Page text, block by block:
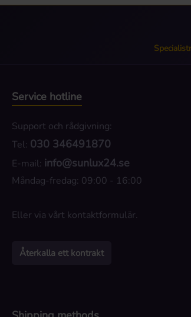
Service hotline
Support och rådgivning:
Tel: 030 346491870
E-mail: info@sunlux24.se
Måndag-fredag: 09:00 - 16:00
Eller via vårt kontaktformulär.
Återkalla ett kontrakt